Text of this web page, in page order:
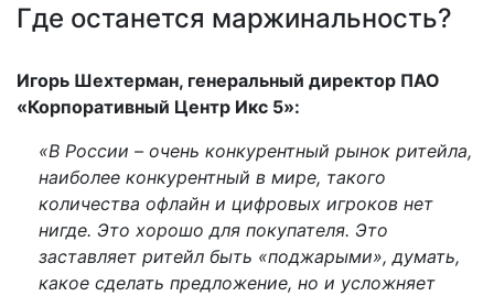
Где останется маржинальность?
Игорь Шехтерман, генеральный директор ПАО
«Корпоративный Центр Икс 5»:
«В России – очень конкурентный рынок ритейла,
наиболее конкурентный в мире, такого
количества офлайн и цифровых игроков нет
нигде. Это хорошо для покупателя. Это
заставляет ритейл быть «поджарыми», думать,
какое сделать предложение, но и усложняет